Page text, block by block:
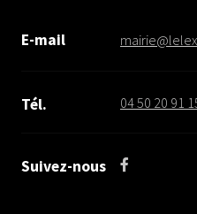
E-mail
Tél. 04 50 20 91
Suivez-nous